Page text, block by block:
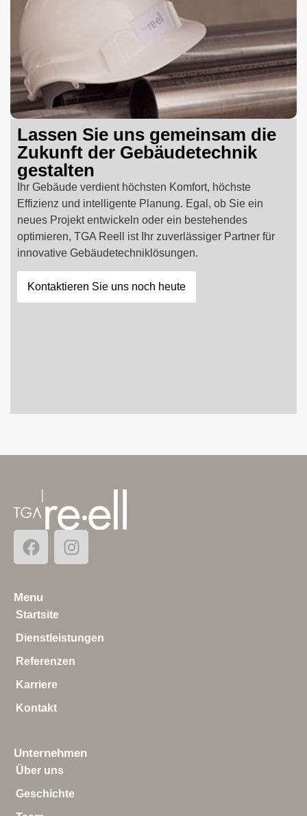
Lassen Sie uns gemeinsam die
Zukunft der Gebäudetechnik
gestalten
Ihr Gebäude verdient höchsten Komfort, höchste
Effizienz und intelligente Planung. Egal, ob Sie ein
neues Projekt entwickeln oder ein bestehendes
optimieren, TGA Reell ist Ihr zuverlässiger Partner für
innovative Gebäudetechniklösungen.
Kontaktieren Sie uns noch heute
Menu
Startsite
Dienstleistungen
Referenzen
Karriere
Kontakt
Unternehmen
Über uns
Geschichte